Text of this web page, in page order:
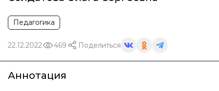
Педагогика
22.12.2022 469 Поделиться
Аннотация